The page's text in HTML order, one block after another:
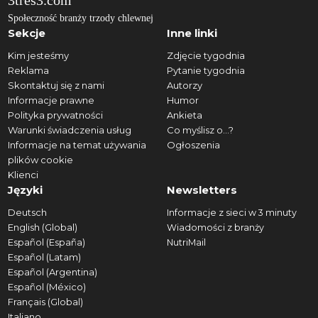
Społeczność branży trzody chlewnej
Sekcje
Kim jesteśmy
Reklama
Skontaktuj się z nami
Informacje prawne
Polityka prywatności
Warunki świadczenia usług
Informacje na temat używania
plików cookie
Klienci
Inne linki
Zdjęcie tygodnia
Pytanie tygodnia
Autorzy
Humor
Ankieta
Co myślisz o...?
Ogłoszenia
Języki
Deutsch
English (Global)
Español (España)
Español (Latam)
Español (Argentina)
Español (México)
Français (Global)
Newsletters
Informacje z sieci w 3 minuty
Wiadomości z branży
NutriMail